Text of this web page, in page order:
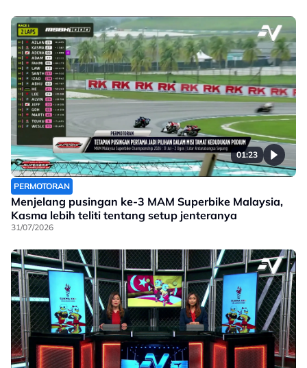
01:23
PERMOTORAN
Menjelang pusingan ke-3 MAM Superbike Malaysia,
Kasma lebih teliti tentang setup jenteranya
31/07/2026